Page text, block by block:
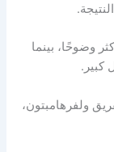
وضوحًا، بينما
كبير.
ولفرهامبتون،